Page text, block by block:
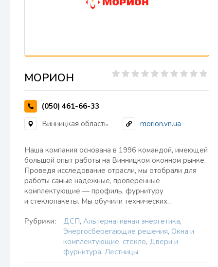
МОРИОН
(050) 461-66-33
Винницкая область
morion.vn.ua
Наша компания основана в 1996 командой, имеющей
большой опыт работы на Винницком оконном рынке.
Проведя исследование отрасли, мы отобрали для
работы самые надежные, проверенные
комплектующие — профиль, фурнитуру
и стеклопакеты. Мы обучили технических…
Рубрики: ДСП, Альтернативная энергетика,
Энергосберегающие решения, Окна и
комплектующие, стекло, Двери и
фурнитура, Лестницы